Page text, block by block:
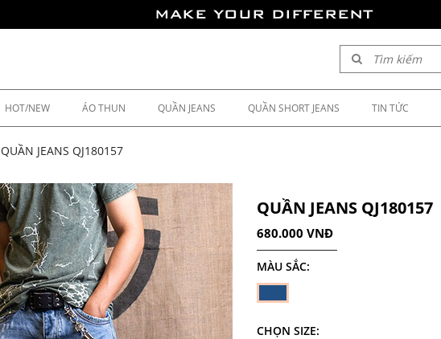
MAKE YOUR DIFFERENT
HOT/NEW ÁO THUN QUẦN JEANS QUẦN SHORT JEANS TIN TỨC
QUẦN JEANS QJ180157
QUẦN JEANS QJ180157
680.000 VNĐ
MÀU SẮC:
CHỌN SIZE: